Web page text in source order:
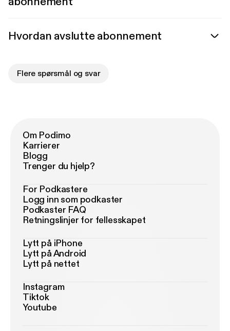
Hvordan avslutte abonnement
Flere spørsmål og svar
Om Podimo
Karrierer
Blogg
Trenger du hjelp?
For Podkastere
Logg inn som podkaster
Podkaster FAQ
Retningslinjer for fellesskapet
Lytt på iPhone
Lytt på Android
Lytt på nettet
Instagram
Tiktok
Youtube